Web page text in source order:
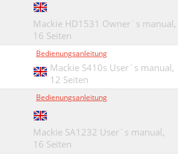
Mackie HD1531 Owner`s manual,
16 Seiten
Bedienungsanleitung
Mackie S410s User`s manual,
12 Seiten
Bedienungsanleitung
Mackie SA1232 User`s manual,
16 Seiten